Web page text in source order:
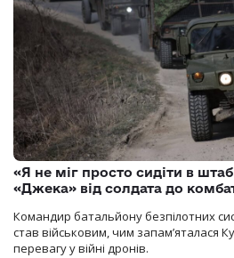
«Я не міг просто сидіти в
«Джека» від солдата до
Командир батальйону безпілотних
став військовим, чим запам’яталася
перевагу у війні дронів.